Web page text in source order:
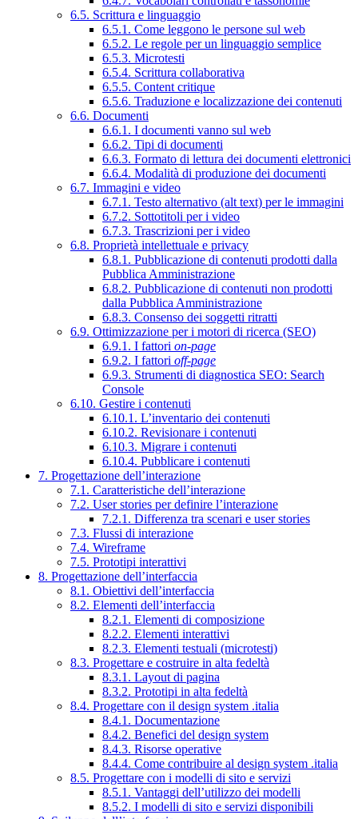
6.5. Scrittura e linguaggio
6.5.1. Come leggono le persone sul web
6.5.2. Le regole per un linguaggio semplice
6.5.3. Microtesti
6.5.4. Scrittura collaborativa
6.5.5. Content critique
6.5.6. Traduzione e localizzazione dei contenuti
6.6. Documenti
6.6.1. I documenti vanno sul web
6.6.2. Tipi di documenti
6.6.3. Formato di lettura dei documenti elettronici
6.6.4. Modalità di produzione dei documenti
6.7. Immagini e video
6.7.1. Testo alternativo (alt text) per le immagini
6.7.2. Sottotitoli per i video
6.7.3. Trascrizioni per i video
6.8. Proprietà intellettuale e privacy
6.8.1. Pubblicazione di contenuti prodotti dalla
Pubblica Amministrazione
6.8.2. Pubblicazione di contenuti non prodotti
dalla Pubblica Amministrazione
6.8.3. Consenso dei soggetti ritratti
6.9. Ottimizzazione per i motori di ricerca (SEO)
6.9.1. I fattori on-page
6.9.2. I fattori off-page
6.9.3. Strumenti di diagnostica SEO: Search
Console
6.10. Gestire i contenuti
6.10.1. L’inventario dei contenuti
6.10.2. Revisionare i contenuti
6.10.3. Migrare i contenuti
6.10.4. Pubblicare i contenuti
7. Progettazione dell’interazione
7.1. Caratteristiche dell’interazione
7.2. User stories per definire l’interazione
7.2.1. Differenza tra scenari e user stories
7.3. Flussi di interazione
7.4. Wireframe
7.5. Prototipi interattivi
8. Progettazione dell’interfaccia
8.1. Obiettivi dell’interfaccia
8.2. Elementi dell’interfaccia
8.2.1. Elementi di composizione
8.2.2. Elementi interattivi
8.2.3. Elementi testuali (microtesti)
8.3. Progettare e costruire in alta fedeltà
8.3.1. Layout di pagina
8.3.2. Prototipi in alta fedeltà
8.4. Progettare con il design system .italia
8.4.1. Documentazione
8.4.2. Benefici del design system
8.4.3. Risorse operative
8.4.4. Come contribuire al design system .italia
8.5. Progettare con i modelli di sito e servizi
8.5.1. Vantaggi dell’utilizzo dei modelli
8.5.2. I modelli di sito e servizi disponibili